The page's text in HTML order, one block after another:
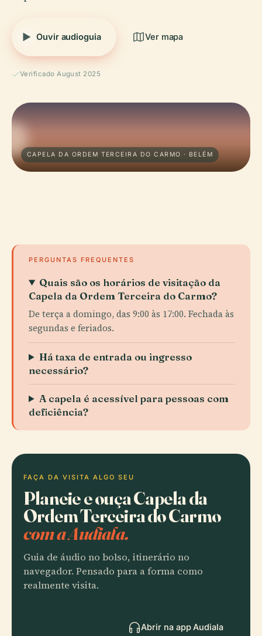
Ouvir audioguia Ver mapa
Verificado August 2025
CAPELA DA ORDEM TERCEIRA DO CARMO · BELÉM
PERGUNTAS FREQUENTES
Quais são os horários de visitação da
Capela da Ordem Terceira do Carmo?
De terça a domingo, das 9:00 às 17:00. Fechada às
segundas e feriados.
Há taxa de entrada ou ingresso
necessário?
A capela é acessível para pessoas com
deficiência?
FAÇA DA VISITA ALGO SEU
Planeie e ouça Capela da
Ordem Terceira do Carmo
com a Audiala.
Guia de áudio no bolso, itinerário no
navegador. Pensado para a forma como
realmente visita.
Abrir na app Audiala